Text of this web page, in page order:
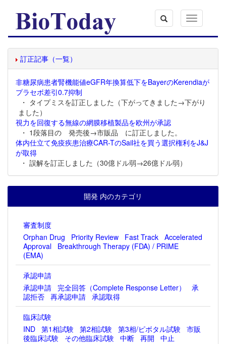
Toggle
navigation
訂正記事（一覧）
非糖尿病患者腎機能値eGFR年換算低下をBayerのKerendiaが
プラセボ差引0.7抑制
・ タイプミスを訂正しました（下がってきました→下がり
ました）
視力を回復する無線の網膜移植製品を欧州が承認
・ 1段落目の 発売後→市販品 に訂正しました。
体内仕立て免疫疾患治療CAR-TのSail社を買う選択権利をJ&J
が取得
・ 誤解を訂正しました（30億ドル弱→26億ドル弱）
開発 内のカテゴリ
審査制度
Orphan Drug
Priority Review Fast Track Accelerated
Approval
Breakthrough Therapy (FDA) / PRIME
(EMA)
承認申請
承認申請
完全回答（Complete Response Letter）
承
認拒否 再承認申請 承認取得
臨床試験
IND 第1相試験 第2相試験 第3相/ピボタル試験 市販
後臨床試験
その他臨床試験 中断 再開
中止